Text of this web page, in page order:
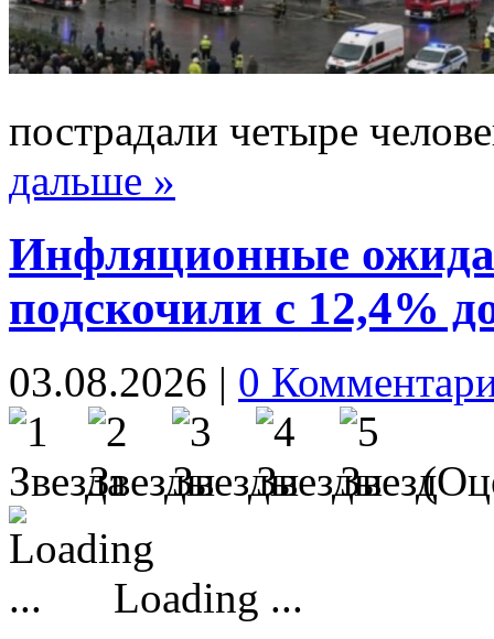
пострадали четыре
дальше »
Инфляционные
подскочили с 12,4%
03.08.2026 | 0
Loading ...